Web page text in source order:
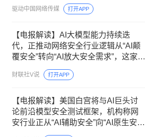
驱动中国网络传媒 打开APP
【电报解读】AI大模型能力持续迭
代，正推动网络安全行业逻辑从“AI颠
覆安全”转向“AI放大安全需求”，这家公
司拥有自研的垂直领域大模型安全
GPT
财联社V说 打开APP
【电报解读】美国白宫将与AI巨头讨
论前沿模型安全测试框架，机构称网
安行业正从“AI辅助安全”向“AI原生安
全”演进，这家公司持续领跑“AI+安全”